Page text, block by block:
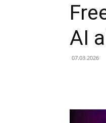
AI
07.03.2026